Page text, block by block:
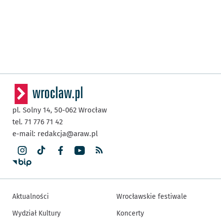
pl. Solny 14, 50-062 Wrocław
tel. 71 776 71 42
e-mail: redakcja@araw.pl
Aktualności
Wydział Kultury
Wrocławskie festiwale
Koncerty